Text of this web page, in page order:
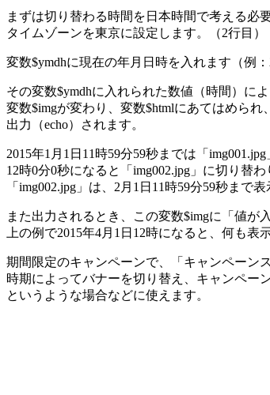
まずは切り替わる時間を日本時間で考える必
タイムゾーンを東京に設定します。（2行目）
変数$ymdhに現在の年月日時を入れます（例
その変数$ymdhに入れられた数値（時間）によ
変数$imgが変わり、変数$htmlにあてはめられ、
出力（echo）されます。
2015年1月1日11時59分59秒までは「img001.jpg
12時0分0秒になると「img002.jpg」に切り替わ
「img002.jpg」は、2月1日11時59分59秒まで
また出力されるとき、この変数$imgに「値が
上の例で2015年4月1日12時になると、何も表
期間限定のキャンペーンで、「キャンペーン
時期によってバナーを切り替え、キャンペー
というような場合などに使えます。